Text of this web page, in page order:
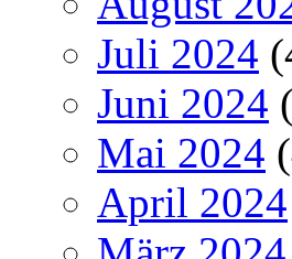
Juli 2024
Juni 2024
Mai 2024
April 2024